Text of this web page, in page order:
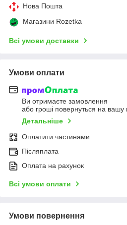
Нова Пошта
Магазини Rozetka
Всі умови доставки
Умови оплати
Ви отримаєте замовлення
або гроші повернуться на вашу
Детальніше
Оплатити частинами
Післяплата
Оплата на рахунок
Всі умови оплати
Умови повернення